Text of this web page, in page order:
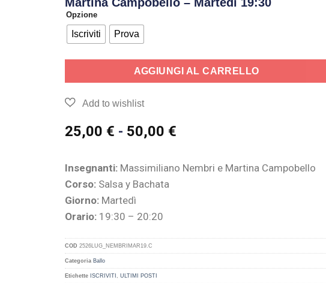
Opzione
Iscriviti Prova
AGGIUNGI AL CARRELLO
25,00 € - 50,00 €
Insegnanti:Massimiliano Nembri e Martina Campobello
Corso:Salsa y Bachata
Giorno:Martedì
Orario:19:30 – 20:20
COD 2526LUG_NEMBRIMAR19.C
Categoria Ballo
Etichette ISCRIVITI ULTIMI POSTI